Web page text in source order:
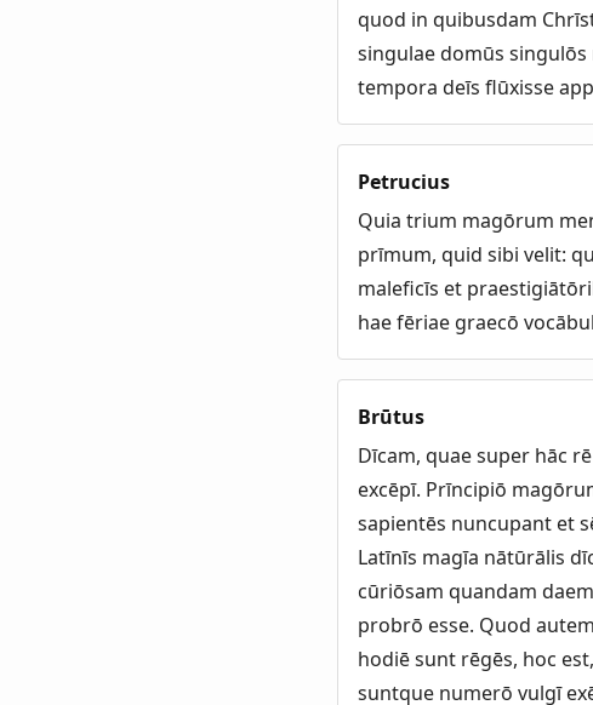
quod in quibusdam
singulae domūs
tempora deīs flūxisse
Petrucius
Quia trium magōrum
prīmum, quid sibi velit:
maleficīs et
hae fēriae graecō
Brūtus
Dīcam, quae super hāc
excēpī. Prīncipiō
sapientēs nuncupant et
Latīnīs magīa nātūrālis
cūriōsam quandam
probrō esse. Quod
hodiē sunt rēgēs, hoc
suntque numerō vulgī